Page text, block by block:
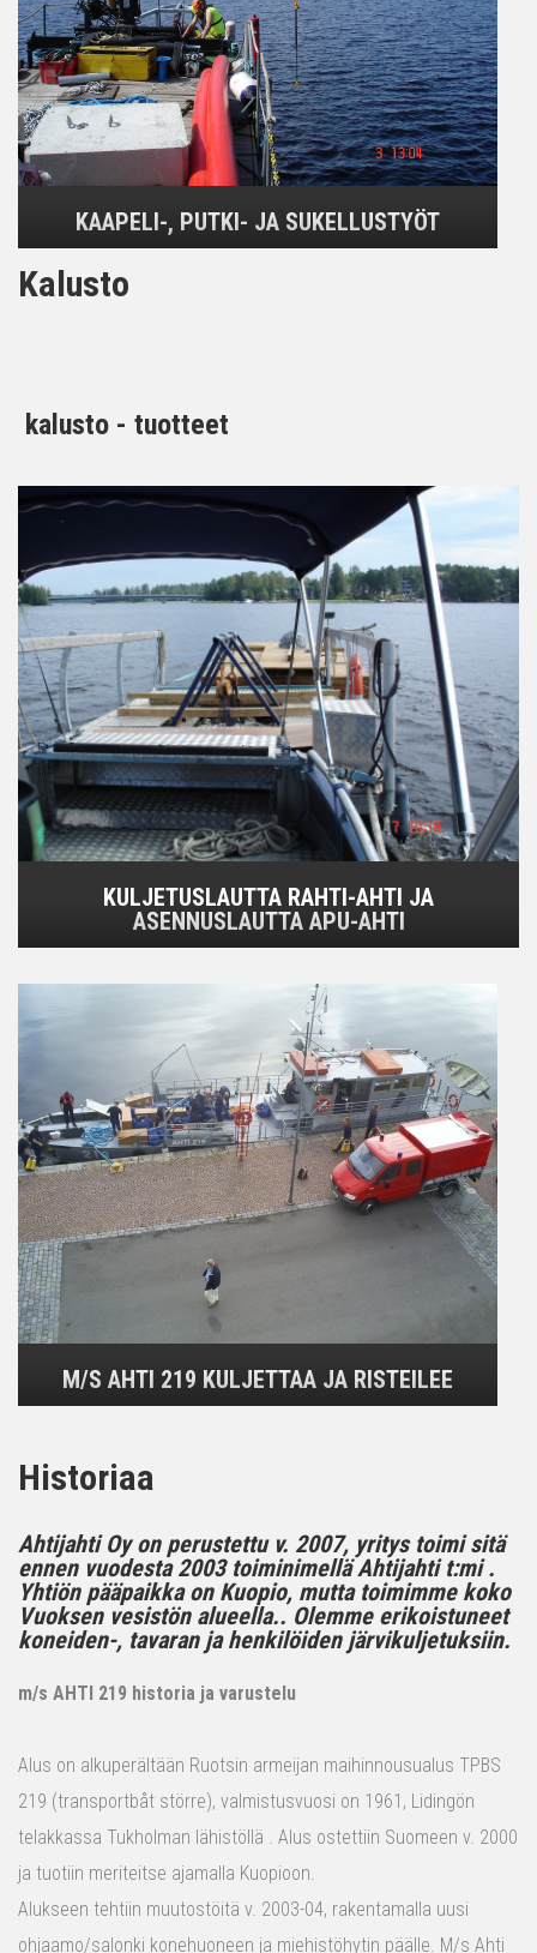
KAAPELI-, PUTKI- JA SUKELLUSTYÖT
Kalusto
kalusto - tuotteet
KULJETUSLAUTTA RAHTI-AHTI JA
ASENNUSLAUTTA APU-AHTI
M/S AHTI 219 KULJETTAA JA RISTEILEE
Historiaa
Ahtijahti Oy on perustettu v. 2007, yritys toimi sitä
ennen vuodesta 2003 toiminimellä Ahtijahti t:mi .
Yhtiön pääpaikka on Kuopio, mutta toimimme koko
Vuoksen vesistön alueella.. Olemme erikoistuneet
koneiden-, tavaran ja henkilöiden järvikuljetuksiin.
m/s AHTI 219 historia ja varustelu
Alus on alkuperältään Ruotsin armeijan maihinnousualus TPBS
219 (transportbåt större), valmistusvuosi on 1961, Lidingön
telakkassa Tukholman lähistöllä . Alus ostettiin Suomeen v. 2000
ja tuotiin meriteitse ajamalla Kuopioon.
Alukseen tehtiin muutostöitä v. 2003-04, rakentamalla uusi
ohjaamo/salonki konehuoneen ja miehistöhytin päälle. M/s Ahti